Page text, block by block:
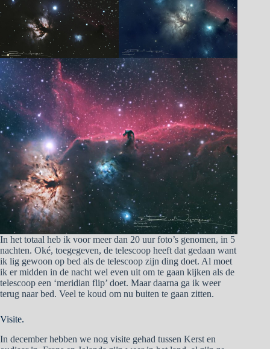
In het totaal heb ik voor meer dan 20 uur foto’s genomen, in 5
nachten. Oké, toegegeven, de telescoop heeft dat gedaan want
ik lig gewoon op bed als de telescoop zijn ding doet. Al moet
ik er midden in de nacht wel even uit om te gaan kijken als de
telescoop een ‘meridian flip’ doet. Maar daarna ga ik weer
terug naar bed. Veel te koud om nu buiten te gaan zitten.
Visite.
In december hebben we nog visite gehad tussen Kerst en